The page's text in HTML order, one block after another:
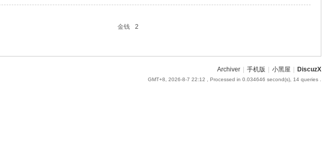
金钱
2
Archiver 手机版 小黑屋 DiscuzX
GMT+8, 2026-8-7 22:12 , Processed in 0.034646 second(s), 14 queries .